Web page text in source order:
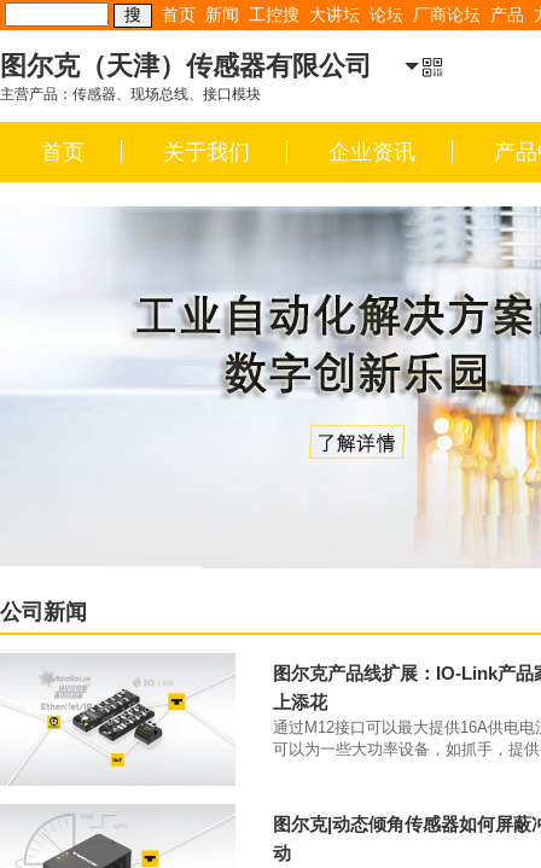
首页 新闻 工控搜 大讲坛 论坛 厂商论坛 产品
图尔克（天津）传感器有限公司
主营产品：传感器、现场总线、接口模块
首页 关于我们 企业资讯 产
公司新闻
图尔克产品线扩展：IO-Link产品
上添花
通过M12接口可以最大提供16A供电电
可以为一些大功率设备，如抓手，提
本体上。
图尔克|动态倾角传感器如何屏蔽
动